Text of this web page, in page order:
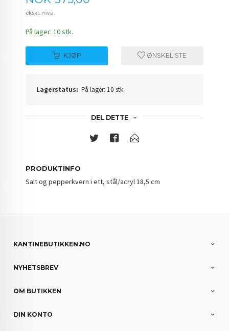
ekskl. mva.
På lager: 10 stk.
KJØP ØNSKELISTE
Lagerstatus: På lager: 10 stk.
DEL DETTE
PRODUKTINFO
Salt og pepperkvern i ett, stål/acryl 18,5 cm
KANTINEBUTIKKEN.NO
NYHETSBREV
OM BUTIKKEN
DIN KONTO